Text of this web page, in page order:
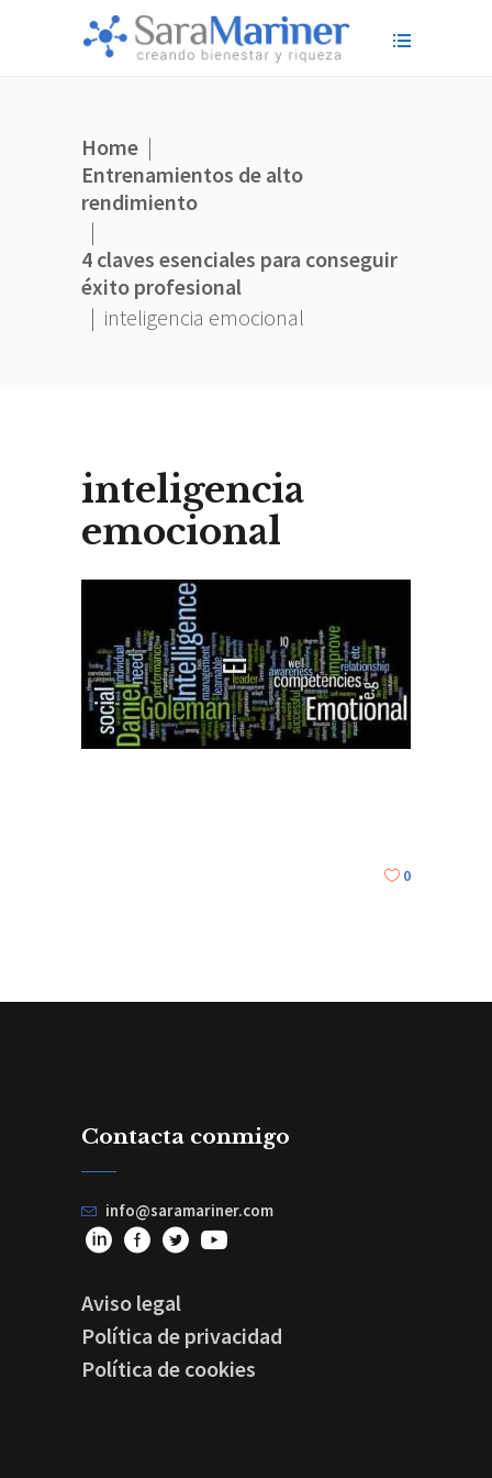
Home |
Entrenamientos de alto
rendimiento
|
4 claves esenciales para conseguir
éxito profesional
| inteligencia emocional
inteligencia
emocional
0
Contacta conmigo
info@saramariner.com
Aviso legal
Política de privacidad
Política de cookies